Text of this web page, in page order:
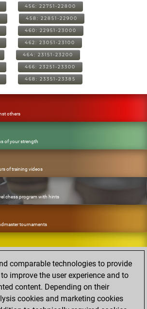
456: 22751-22800
458: 22851-22900
460: 22951-23000
462: 23051-23100
464: 23151-23200
466: 23251-23300
468: 23351-23385
others
of your strength
of training videos
chess program with hints
tournaments
your openings
own games in the cloud
comparable technologies to provide
improve the user experience and to
content. Depending on their
cookies and marketing cookies